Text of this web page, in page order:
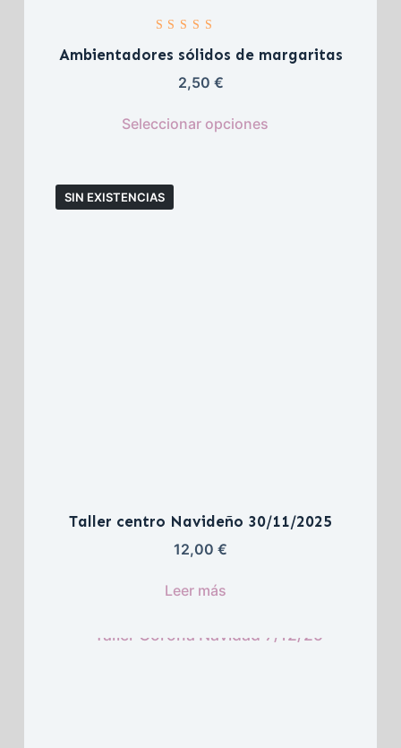
Ambientadores sólidos de margaritas
2,50 €
Seleccionar opciones
SIN EXISTENCIAS
Taller centro Navideño 30/11/2025
12,00 €
Leer más